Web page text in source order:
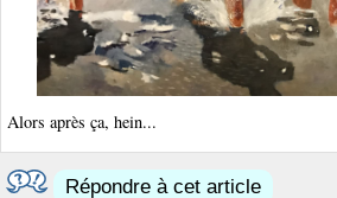
Alors après ça, hein...
Répondre à cet article